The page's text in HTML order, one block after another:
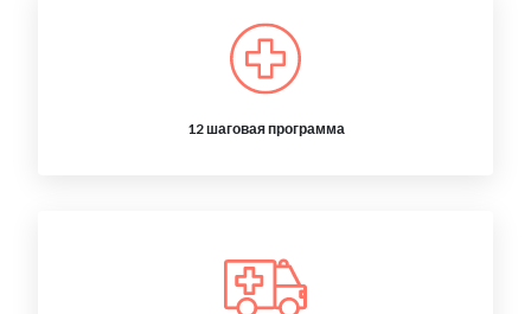
12 шаговая программа